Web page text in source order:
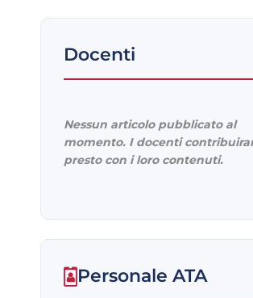
Docenti
Nessun articolo pubblicato al
momento. I docenti
presto con i loro contenuti.
Personale ATA